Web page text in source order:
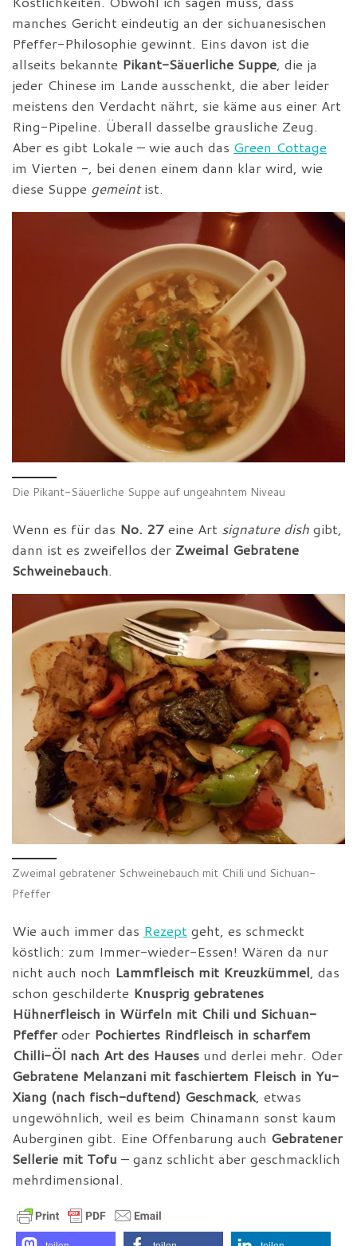
manches Gericht eindeutig an der sichuanesischen
Pfeffer-Philosophie gewinnt. Eins davon ist die
allseits bekannte Pikant-Säuerliche Suppe, die ja
jeder Chinese im Lande ausschenkt, die aber leider
meistens den Verdacht nährt, sie käme aus einer Art
Ring-Pipeline. Überall dasselbe grausliche Zeug.
Aber es gibt Lokale – wie auch das Green Cottage
im Vierten -, bei denen einem dann klar wird, wie
diese Suppe gemeintist.
Die Pikant-Säuerliche Suppe auf ungeahntem Niveau
Wenn es für das No. 27 eine Art signature dish gibt,
dann ist es zweifellos der Zweimal Gebratene
Schweinebauch.
Zweimal gebratener Schweinebauch mit Chili und Sichuan-
Pfeffer
Wie auch immer das Rezept geht, es schmeckt
köstlich: zum Immer-wieder-Essen! Wären da nur
nicht auch noch Lammfleisch mit Kreuzkümmel, das
schon geschilderte Knusprig gebratenes
Hühnerfleisch in Würfeln mit Chili und Sichuan-
Pfefferoder Pochiertes Rindfleisch in scharfem
Chilli-Öl nach Art des Hauses und derlei mehr. Oder
Gebratene Melanzani mit faschiertem Fleisch in Yu-
Xiang (nach fisch-duftend) Geschmack, etwas
ungewöhnlich, weil es beim Chinamann sonst kaum
Auberginen gibt. Eine Offenbarung auch Gebratener
Sellerie mit Tofu – ganz schlicht aber geschmacklich
mehrdimensional.